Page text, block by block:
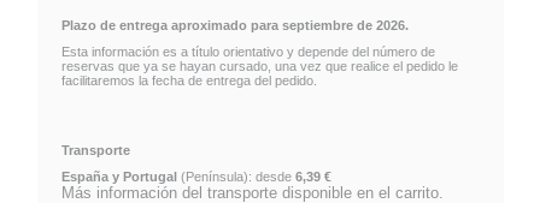
Plazo de entrega aproximado para septiembre de 2026.
Esta información es a título orientativo y depende del número de
reservas que ya se hayan cursado, una vez que realice el pedido le
facilitaremos la fecha de entrega del pedido.
Transporte
España y Portugal (Península): desde 6,39 €
Más información del transporte disponible en el carrito.